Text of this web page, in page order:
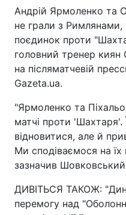
Андрій Ярмоленко та
не грали з
поєдинок проти
головний тренер
на післяматчевій
Gazeta.ua.
"Ярмоленко та
матчі проти 'Шахтаря'.
відновитися, але й
Ми сподіваємося на
зазначив
ДИВІТЬСЯ ТАКОЖ:
перемогу над